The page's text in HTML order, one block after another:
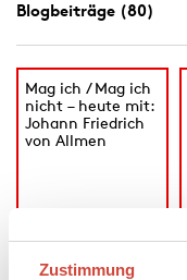
Zustimmung
Blogbeiträge (80)
Mag ich / Mag ich
nicht – heute mit:
Johann Friedrich
von Allmen